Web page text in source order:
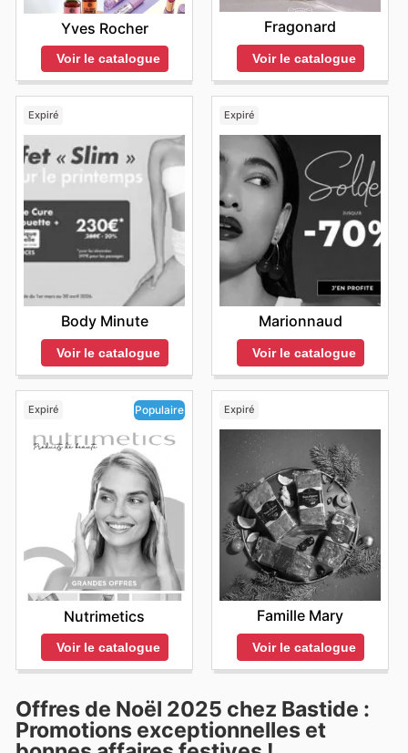
Yves Rocher
Voir le catalogue
Fragonard
Voir le catalogue
Expiré
Body Minute
Voir le catalogue
Expiré
Marionnaud
Voir le catalogue
Expiré Populaire
Nutrimetics
Voir le catalogue
Expiré
Famille Mary
Voir le catalogue
Offres de Noël 2025 chez Bastide :
Promotions exceptionnelles et